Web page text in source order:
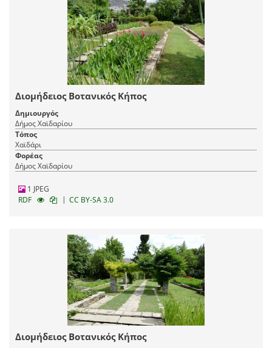
Διομήδειος Βοτανικός Κήπος
Δημιουργός
Δήμος Χαϊδαρίου
Τόπος
Χαϊδάρι
Φορέας
Δήμος Χαϊδαρίου
1 JPEG
RDF
| CC BY-SA 3.0
Διομήδειος Βοτανικός Κήπος